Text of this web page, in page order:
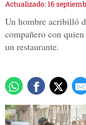
Actualizado: 16
Un hombre acribilló
compañero con
un restaurante.